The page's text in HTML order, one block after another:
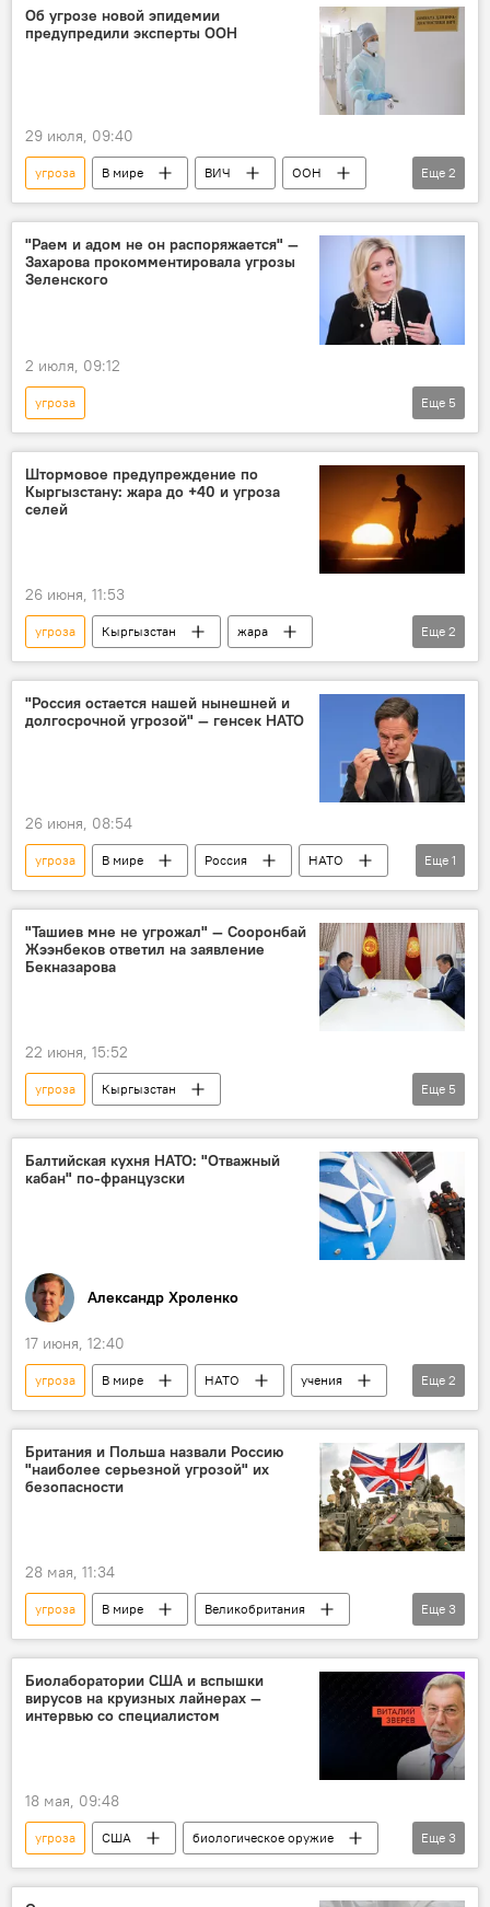
Генеральная прокуратура
Об угрозе новой эпидемии
предупредили эксперты ООН
29 июля, 09:40
угроза В мире ВИЧ
ООН
эпидемия
финансирование
Еще 2
"Раем и адом не он распоряжается" —
Захарова прокомментировала угрозы
Зеленского
2 июля, 09:12
угроза
Спецоперация России по защите Донбасса
Россия
Мария Захарова
Владимир Зеленский
Еще 5
Штормовое предупреждение по
Кыргызстану: жара до +40 и угроза
селей
26 июня, 11:53
угроза Кыргызстан
жара
штормовое предупреждение
сели
Еще 2
"Россия остается нашей нынешней и
долгосрочной угрозой" — генсек НАТО
26 июня, 08:54
угроза В мире Россия
НАТО
Марк Рютте
Еще 1
"Ташиев мне не угрожал" — Сооронбай
Жээнбеков ответил на заявление
Бекназарова
22 июня, 15:52
угроза
Кыргызстан
Сооронбай Жээнбеков
президент
Камчыбек Ташиев
отставка
Азимбек Бекназаров
Еще 5
Балтийская кухня НАТО: "Отважный
кабан" по-французски
Александр Хроленко
17 июня, 12:40
угроза В мире НАТО
учения
Прибалтика
Россия
Еще 2
Британия и Польша назвали Россию
"наиболее серьезной угрозой" их
безопасности
28 мая, 11:34
угроза В мире
Великобритания
Польша
соглашение Россия
Еще 3
Биолаборатории США и вспышки
вирусов на круизных лайнерах —
интервью со специалистом
18 мая, 09:48
угроза США
биологическое оружие
биологическая лаборатория
вирус
Еще 3